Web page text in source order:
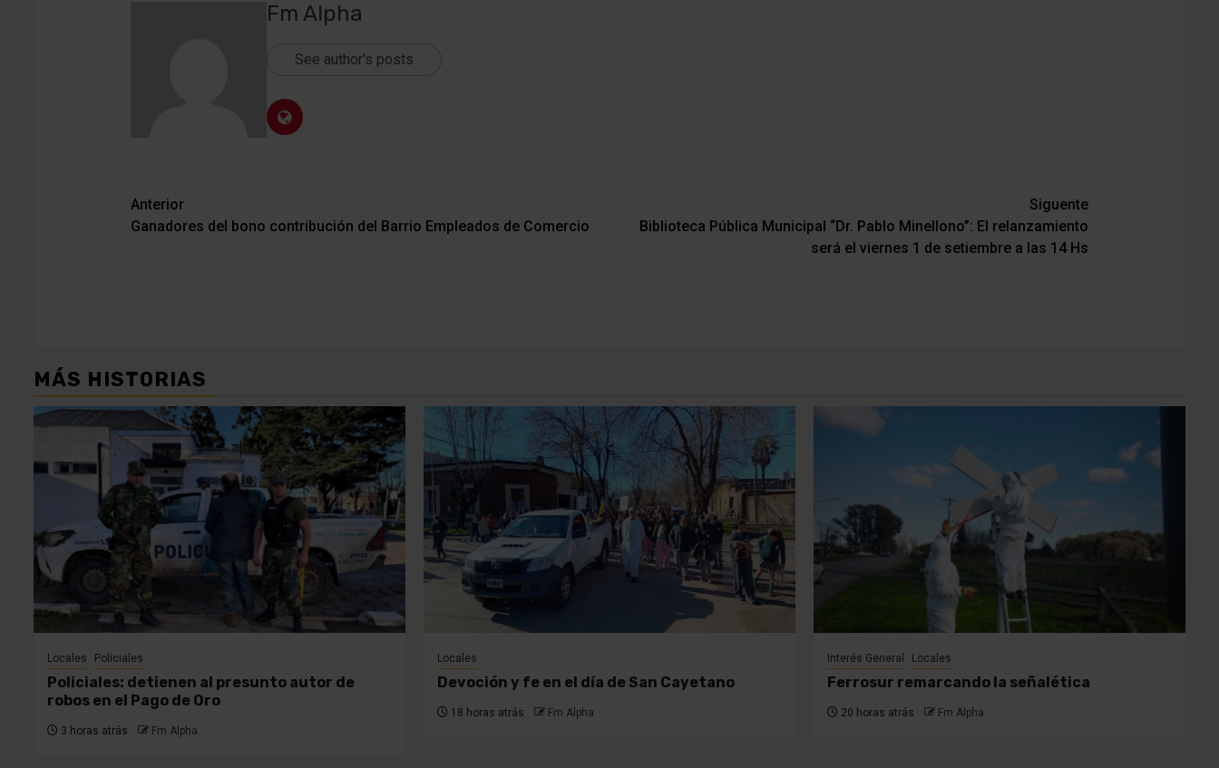
Fm Alpha
See author's posts
Navegación
de
Anterior
Ganadores del bono contribución del Barrio Empleados de Comercio
Siguente
Biblioteca Pública Municipal “Dr. Pablo Minellono”: El relanzamiento
será el viernes 1 de setiembre a las 14 Hs
MÁS HISTORIAS
Locales Policiales
Policiales: detienen al presunto autor de
robos en el Pago de Oro
3 horas atrás Fm Alpha
Locales
Devoción y fe en el día de San Cayetano
18 horas atrás Fm Alpha
Interés General Locales
Ferrosur remarcando la señalética
20 horas atrás Fm Alpha